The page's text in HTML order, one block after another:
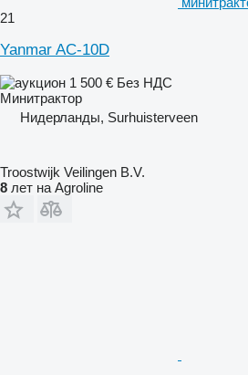
21
Yanmar AC-10D
1 500 € Без НДС
Минитрактор
Нидерланды, Surhuisterveen
Troostwijk Veilingen B.V.
8 лет на Agroline